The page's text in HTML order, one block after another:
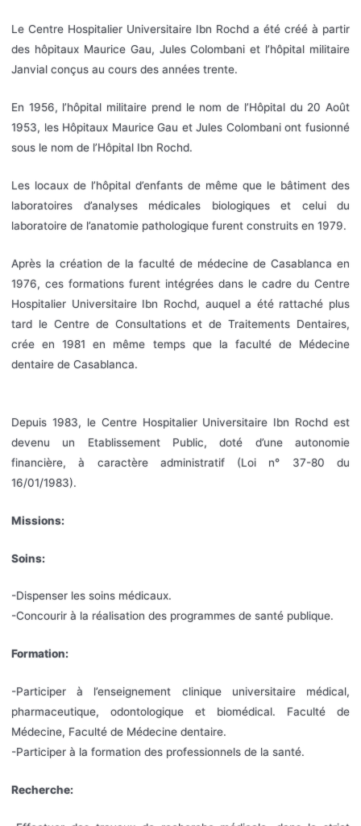
Le Centre Hospitalier Universitaire Ibn Rochd a été créé à partir
des hôpitaux Maurice Gau, Jules Colombani et l’hôpital militaire
Janvial conçus au cours des années trente.
En 1956, l’hôpital militaire prend le nom de l’Hôpital du 20 Août
1953, les Hôpitaux Maurice Gau et Jules Colombani ont fusionné
sous le nom de l’Hôpital Ibn Rochd.
Les locaux de l’hôpital d’enfants de même que le bâtiment des
laboratoires d’analyses médicales biologiques et celui du
laboratoire de l’anatomie pathologique furent construits en 1979.
Après la création de la faculté de médecine de Casablanca en
1976, ces formations furent intégrées dans le cadre du Centre
Hospitalier Universitaire Ibn Rochd, auquel a été rattaché plus
tard le Centre de Consultations et de Traitements Dentaires,
crée en 1981 en même temps que la faculté de Médecine
dentaire de Casablanca.
Depuis 1983, le Centre Hospitalier Universitaire Ibn Rochd est
devenu un Etablissement Public, doté d’une autonomie
financière, à caractère administratif (Loi n° 37-80 du
16/01/1983).
Missions:
Soins:
-Dispenser les soins médicaux.
-Concourir à la réalisation des programmes de santé publique.
Formation:
-Participer à l’enseignement clinique universitaire médical,
pharmaceutique, odontologique et biomédical. Faculté de
Médecine, Faculté de Médecine dentaire.
-Participer à la formation des professionnels de la santé.
Recherche: